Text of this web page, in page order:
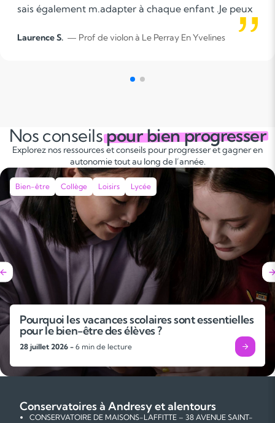
enfant .Je peux
de supprimer les
En Yvelines Aurélie Q.— Prof de violon à
Nos conseilspour bien progresser
Explorez nos ressources et conseils pour progresser et gagner en
autonomie tout au long de l’année.
Bien-être Collège Loisirs Lycée
Pourquoi les vacances scolaires sont essentielles
pour le bien-être des élèves ?
28 juillet 2026 - 6 min de lecture
Conservatoires à Andresy et alentours
CONSERVATOIRE DE MAISONS-LAFFITTE – 38 AVENUE SAINT-